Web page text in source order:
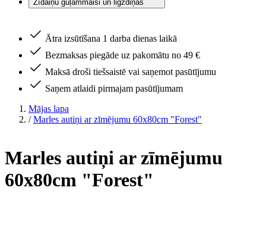
Zīdaiņu guļammaisi un ligzdiņas
Ātra izsūtīšana 1 darba dienas laikā
Bezmaksas piegāde uz pakomātu no 49 €
Maksā droši tiešsaistē vai saņemot pasūtījumu
Saņem atlaidi pirmajam pasūtījumam
Mājas lapa
/ Marles autiņi ar zīmējumu 60x80cm "Forest"
Marles autiņi ar zīmējumu
60x80cm "Forest"